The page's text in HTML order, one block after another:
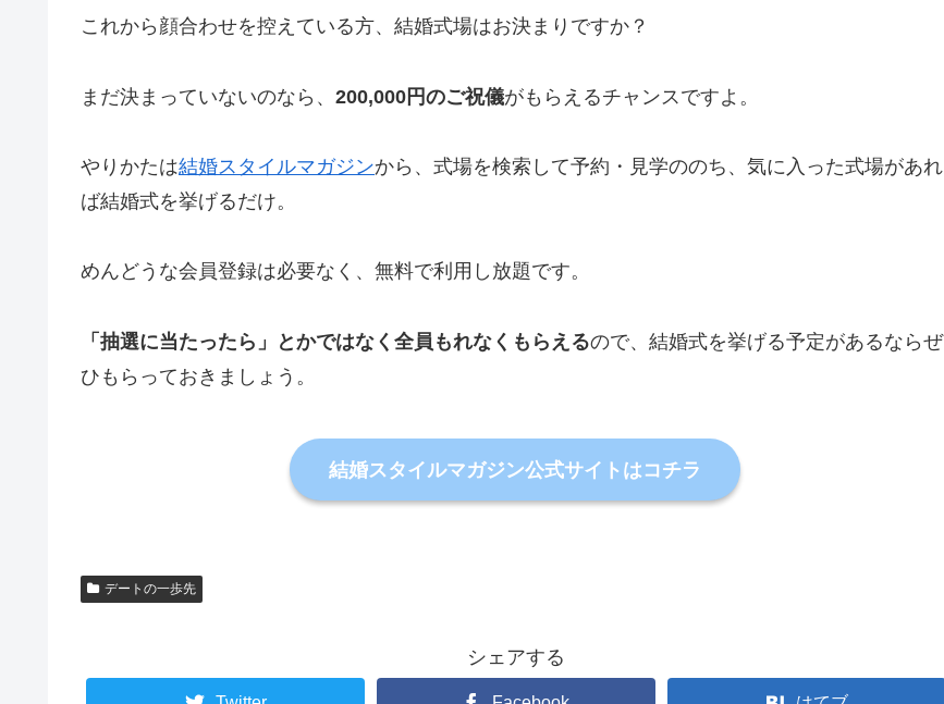
これから顔合わせを控えている方、結婚式場はお決まりですか？
まだ決まっていないのなら、 200,000円のご祝儀がもらえるチャンスですよ。
やりかたは結婚スタイルマガジンから、式場を検索して予約・見学ののち、気に入った式場があれ
ば結婚式を挙げるだけ。
めんどうな会員登録は必要なく、無料で利用し放題です。
「抽選に当たったら」とかではなく全員もれなくもらえるので、結婚式を挙げる予定があるならぜ
ひもらっておきましょう。
結婚スタイルマガジン公式サイトはコチラ
デートの一歩先
シェアする